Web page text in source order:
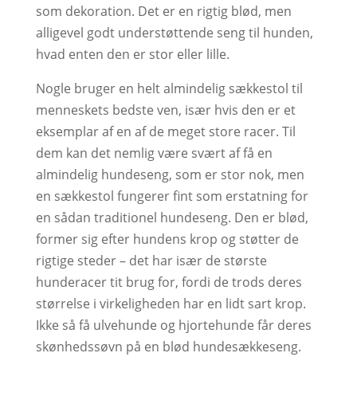
som dekoration. Det er en rigtig blød, men
alligevel godt understøttende seng til hunden,
hvad enten den er stor eller lille.
Nogle bruger en helt almindelig sækkestol til
menneskets bedste ven, især hvis den er et
eksemplar af en af de meget store racer. Til
dem kan det nemlig være svært af få en
almindelig hundeseng, som er stor nok, men
en sækkestol fungerer fint som erstatning for
en sådan traditionel hundeseng. Den er blød,
former sig efter hundens krop og støtter de
rigtige steder – det har især de største
hunderacer tit brug for, fordi de trods deres
størrelse i virkeligheden har en lidt sart krop.
Ikke så få ulvehunde og hjortehunde får deres
skønhedssøvn på en blød hundesækkeseng.